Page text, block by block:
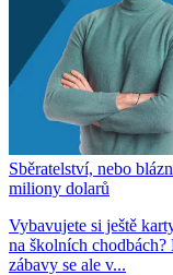
Sběratelství, nebo
miliony dolarů
Vybavujete si ještě
na školních
zábavy se ale v...